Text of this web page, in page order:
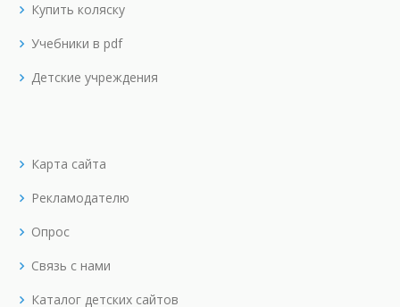
Купить коляску
Учебники в pdf
Детские учреждения
Карта сайта
Рекламодателю
Опрос
Связь с нами
Каталог детских сайтов